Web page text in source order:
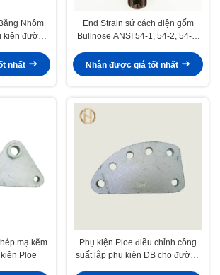
Nhôm
kiện đường
nhất
End Strain sứ cách điện gốm
Bullnose ANSI 54-1, 54-2, 54-3,
Nhận được giá tốt nhất
mạ kẽm
Ploe
Phụ kiện Ploe điều chỉnh công
suất lắp phụ kiện DB cho đường